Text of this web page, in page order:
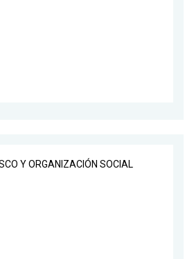
Y ORGANIZACIÓN SOCIAL